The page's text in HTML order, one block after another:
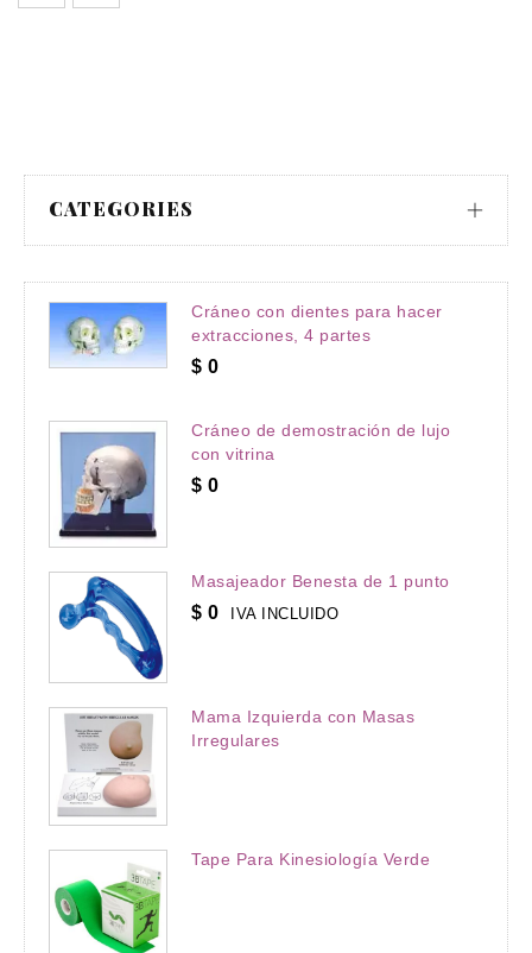
CATEGORIES
Cráneo con dientes para hacer
extracciones, 4 partes
$ 0
Cráneo de demostración de lujo
con vitrina
$ 0
Masajeador Benesta de 1 punto
$ 0 IVA INCLUIDO
Mama Izquierda con Masas
Irregulares
Tape Para Kinesiología Verde